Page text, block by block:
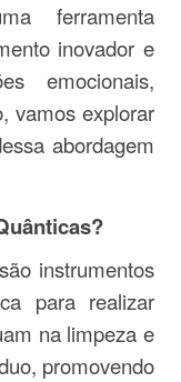
ferramenta
inovador e
emocionais,
vamos explorar
abordagem
instrumentos
para realizar
na limpeza e
promovendo